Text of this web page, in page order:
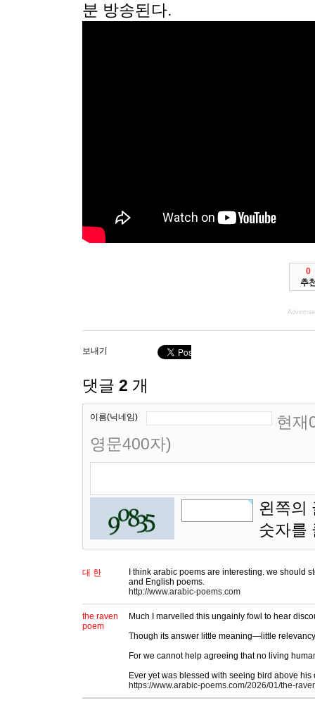
분 방송된다.
0
추
보내기
댓글 2 개
이름(닉네임)
현재
영문400자)
왼쪽의
숫자를
대 한
I think arabic poems are interesting. we should
and English poems.
http://www.arabic-poems.com
the raven
poem
Much I marvelled this ungainly fowl to hear
Though its answer little meaning—little
For we cannot help agreeing that no living
Ever yet was blessed with seeing bird above
https://www.arabic-poems.com/2026/01/the-